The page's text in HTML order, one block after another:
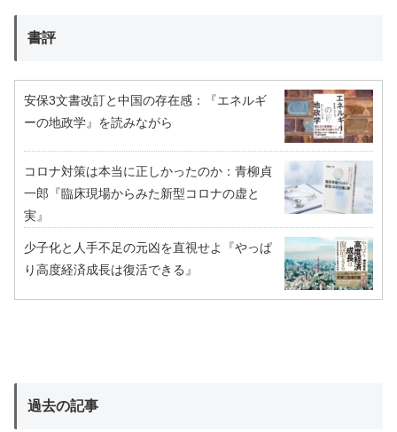
書評
安保3文書改訂と中国の存在感：『エネルギ
ーの地政学』を読みながら
コロナ対策は本当に正しかったのか：青柳貞
一郎『臨床現場からみた新型コロナの虚と
実』
少子化と人手不足の元凶を直視せよ『やっぱ
り高度経済成長は復活できる』
過去の記事